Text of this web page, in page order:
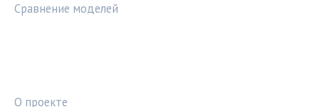
Сравнение моделей
О проекте